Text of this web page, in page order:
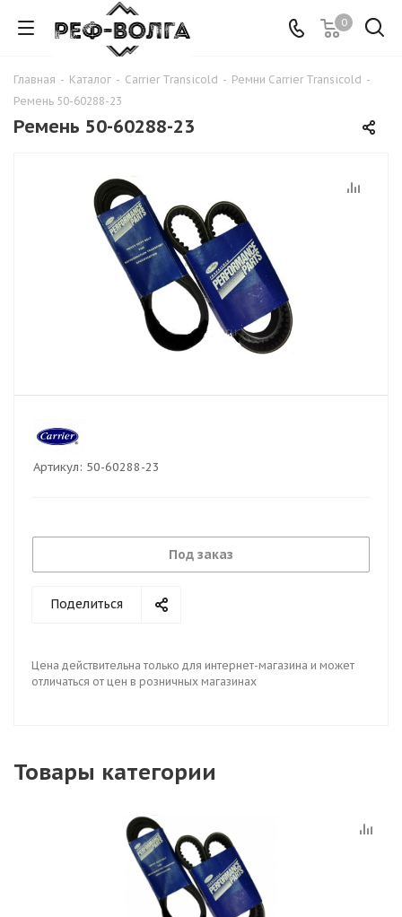
0
Главная - Каталог - Carrier Transicold - Ремни Carrier Transicold -
Ремень 50-60288-23
Ремень 50-60288-23
Артикул: 50-60288-23
Под заказ
Поделиться
Цена действительна только для интернет-магазина и может
отличаться от цен в розничных магазинах
Товары категории